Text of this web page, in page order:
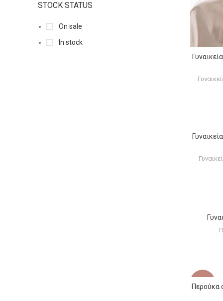
STOCK STATUS
On sale
In stock
-12%
Περούκα